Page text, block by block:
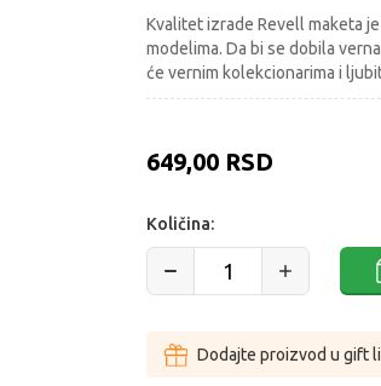
Kvalitet izrade Revell maketa
modelima. Da bi se dobila
će vernim kolekcionarima i
649,00 RSD
Količina:
Dodajte proizvod u gift